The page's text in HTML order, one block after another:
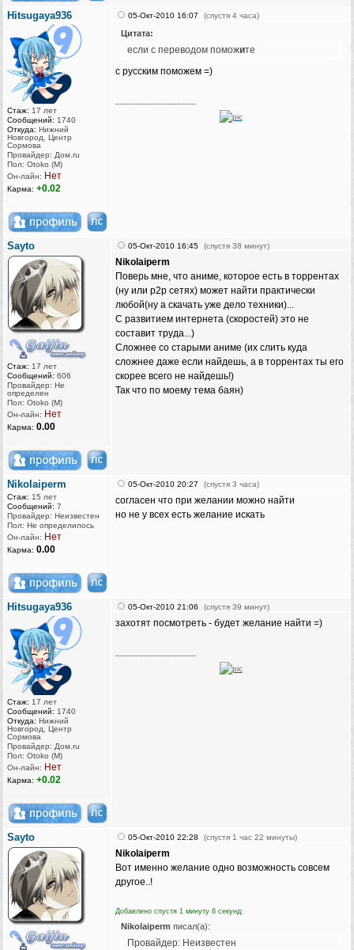
Hitsugaya936
Стаж: 17 лет
Сообщений: 1740
Откуда: Нижний
Новгород, Центр
Сормова
Провайдер: Дом.ru
Пол: Otoko (M)
Он-лайн: Нет
Карма: +0.02
05-Окт-2010 16:07 (спустя 4 часа)
Цитата:
если с переводом поможите
с русским поможем =)
Sayto
Стаж: 17 лет
Сообщений: 606
Провайдер: Не
определен
Пол: Otoko (M)
Он-лайн: Нет
Карма: 0.00
05-Окт-2010 16:45 (спустя 38 минут)
Nikolaiperm
Поверь мне, что аниме, которое есть в торрентах
(ну или p2p сетях) может найти практически
любой(ну а скачать уже дело техники)...
С развитием интернета (скоростей) это не
составит труда...)
Сложнее со старыми аниме (их слить куда
сложнее даже если найдешь, а в торрентах ты его
скорее всего не найдешь!)
Так что по моему тема баян)
Nikolaiperm
Стаж: 15 лет
Сообщений: 7
Провайдер: Неизвестен
Пол: Не определилось
Он-лайн: Нет
Карма: 0.00
05-Окт-2010 20:27 (спустя 3 часа)
согласен что при желании можно найти
но не у всех есть желание искать
Hitsugaya936
Стаж: 17 лет
Сообщений: 1740
Откуда: Нижний
Новгород, Центр
Сормова
Провайдер: Дом.ru
Пол: Otoko (M)
Он-лайн: Нет
Карма: +0.02
05-Окт-2010 21:06 (спустя 39 минут)
захотят посмотреть - будет желание найти =)
Sayto 05-Окт-2010 22:28 (спустя 1 час 22 минуты)
Nikolaiperm
Вот именно желание одно возможность совсем
другое..!
Добавлено спустя 1 минуту 8 секунд:
Nikolaiperm писал(а):
Провайдер: Неизвестен